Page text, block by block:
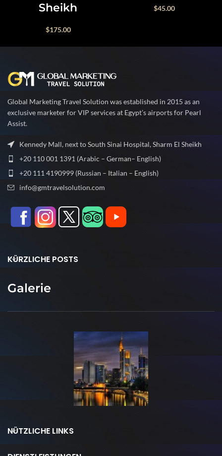
Sheikh
$175.00
$45.00
Global Marketing Travel Solution was established in 2015 as an
exclusive marketer for VIP services at Egypt’s airports for Pearl
Assist.
Kennedy Mall, next to South Sinai Hospital, Sharm El Sheikh
+20 110 001 1391 (Arabic – German– English)
+20 111 4190999 (Russian – Italian – English)
info@gmtravelsolution.com
KÜRZLICHE POSTS
Galerie
NÜTZLICHE LINKS